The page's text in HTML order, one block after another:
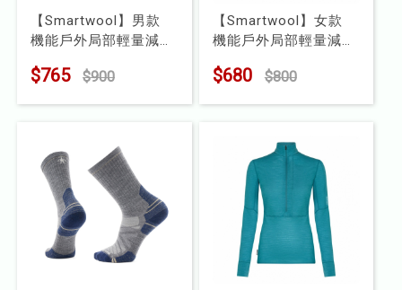
⭐長毛象-過季出清75折⭐
【Smartwool】男款
機能戶外局部輕量減震
型號 : SW002853
$765 $900
【Smartwool】女款
機能戶外局部輕量減震
型號 : SW002497
$680 $800